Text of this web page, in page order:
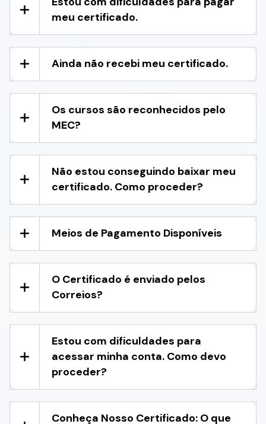
meu certificado.
Ainda não recebi meu certificado.
Os cursos são reconhecidos pelo
MEC?
Não estou conseguindo baixar meu
certificado. Como proceder?
Meios de Pagamento Disponíveis
O Certificado é enviado pelos
Correios?
Estou com dificuldades para
acessar minha conta. Como devo
proceder?
Conheça Nosso Certificado: O que